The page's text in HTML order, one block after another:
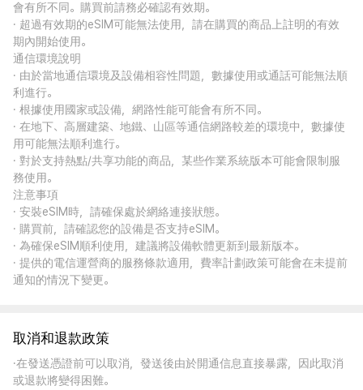
會有所不同。購買前請務必確認有效期。
· 超過有效期的eSIM可能無法使用，請在購買的商品上註明的有效
期內開始使用。
通信環境說明
· 由於當地通信環境及設備相容性問題，數據使用或通話可能無法順
利進行。
· 根據使用國家或設備，網路性能可能會有所不同。
· 在地下、高層建築、地鐵、山區等通信網路較差的環境中，數據使
用可能無法順利進行。
· 對於支持熱點/共享功能的商品，某些作業系統版本可能會限制服
務使用。
注意事項
· 安裝eSIM時，請確保處於網絡連接狀態。
· 購買前，請確認您的設備是否支持eSIM。
· 為確保eSIM順利使用，建議將設備軟體更新到最新版本。
· 提供的電信運營商的服務條款適用，費率計劃政策可能會在未提前
通知的情況下變更。
取消和退款政策
·在發送憑證前可以取消，發送後由於開通信息直接暴露，因此取消
或退款將變得困難。